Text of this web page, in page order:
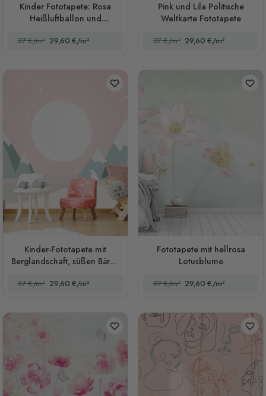
Kinder Fototapete: Rosa
Heißluftballon und
37 €/m² 29,60 €/m²
Pink und Lila Politische
Weltkarte Fototapete
37 €/m² 29,60 €/m²
Kinder-Fototapete mit
Berglandschaft, süßen Bären
37 €/m² 29,60 €/m²
Fototapete mit hellrosa
Lotusblume
37 €/m² 29,60 €/m²